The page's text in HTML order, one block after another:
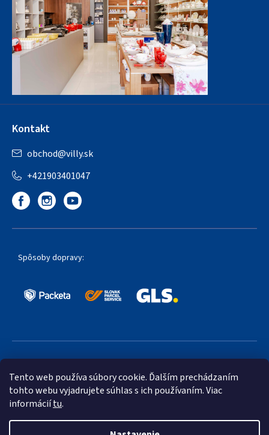
Tento web používa súbory cookie. Ďalším prechádzaním
tohto webu vyjadrujete súhlas s ich používaním. Viac
informáciítu.
Kontakt
obchod@villy.sk
+421903401047
Spôsoby dopravy: